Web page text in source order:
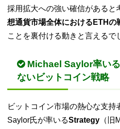
採用拡大への強い確信があると
想通貨市場全体におけるETHの
ことを裏付ける動きと言えるで
Michael Saylor率い
ないビットコイン戦略
ビットコイン市場の熱心な支持
Saylor氏が率いるStrategy （